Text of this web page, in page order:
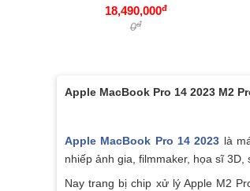
Apple MacBook Pro 14 2023 M2
Apple MacBook Pro 14 2023 là
nhiếp ảnh gia, filmmaker, họa sĩ 3D,
Nay trang bị chip xử lý Apple M2
18,490,000đ
0đ